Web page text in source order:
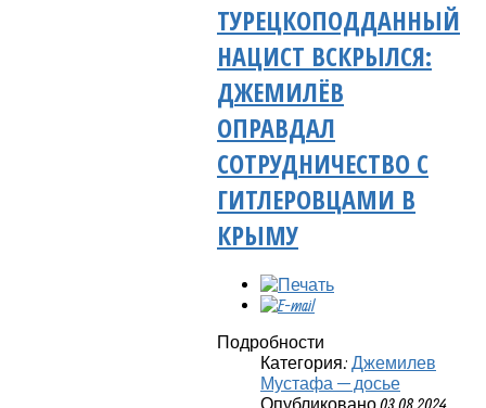
ТУРЕЦКОПОДДАННЫЙ
НАЦИСТ ВСКРЫЛСЯ:
ДЖЕМИЛЁВ
ОПРАВДАЛ
СОТРУДНИЧЕСТВО С
ГИТЛЕРОВЦАМИ В
КРЫМУ
Подробности
Категория: Джемилев
Мустафа — досье
Опубликовано 03.08.2024